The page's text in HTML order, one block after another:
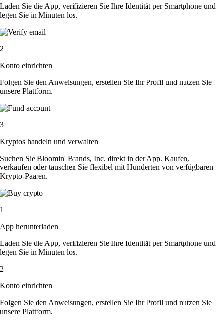
Laden Sie die App, verifizieren Sie Ihre Identität per Smartphone und
legen Sie in Minuten los.
2
Konto einrichten
Folgen Sie den Anweisungen, erstellen Sie Ihr Profil und nutzen Sie
unsere Plattform.
3
Kryptos handeln und verwalten
Suchen Sie Bloomin' Brands, Inc. direkt in der App. Kaufen,
verkaufen oder tauschen Sie flexibel mit Hunderten von verfügbaren
Krypto-Paaren.
1
App herunterladen
Laden Sie die App, verifizieren Sie Ihre Identität per Smartphone und
legen Sie in Minuten los.
2
Konto einrichten
Folgen Sie den Anweisungen, erstellen Sie Ihr Profil und nutzen Sie
unsere Plattform.